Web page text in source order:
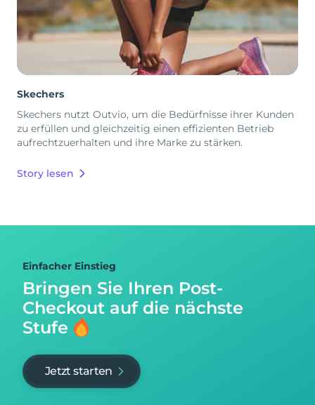
Skechers
Skechers nutzt Outvio, um die Bedürfnisse ihrer Kunden
zu erfüllen und gleichzeitig einen effizienten Betrieb
aufrechtzuerhalten und ihre Marke zu stärken.
Story lesen
Einfacher Einstieg
Bringen Sie Ihren Post-
Checkout auf die nächste
Stufe
Jetzt starten